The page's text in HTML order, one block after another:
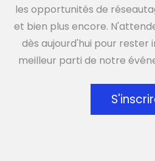
les opportunités de
et bien plus encore.
dès aujourd'hui pour
meilleur parti de notre